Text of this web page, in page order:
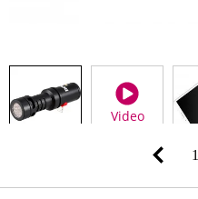
Video
1